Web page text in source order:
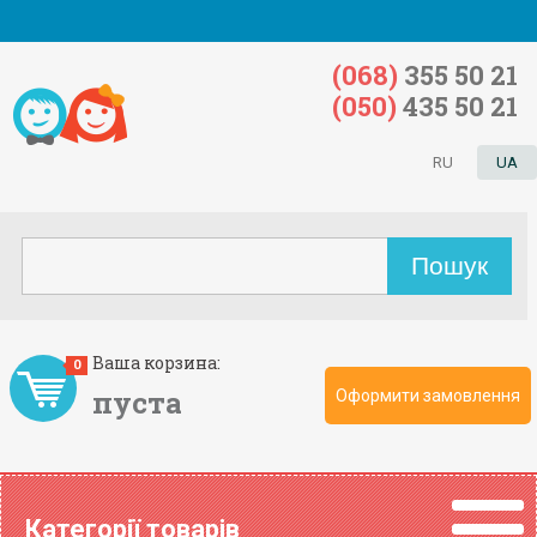
Ваша корзина:
пуста
0
Оформити замовлення
RU UA
(068) 355 50 21
(050) 435 50 21
Категорії товарів